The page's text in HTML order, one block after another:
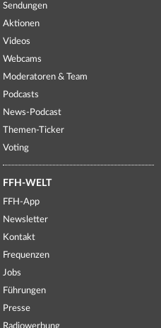
Sendungen
Aktionen
Videos
Webcams
Moderatoren & Team
Podcasts
News-Podcast
Themen-Ticker
Voting
FFH-WELT
FFH-App
Newsletter
Kontakt
Frequenzen
Jobs
Führungen
Presse
Radiowerbung